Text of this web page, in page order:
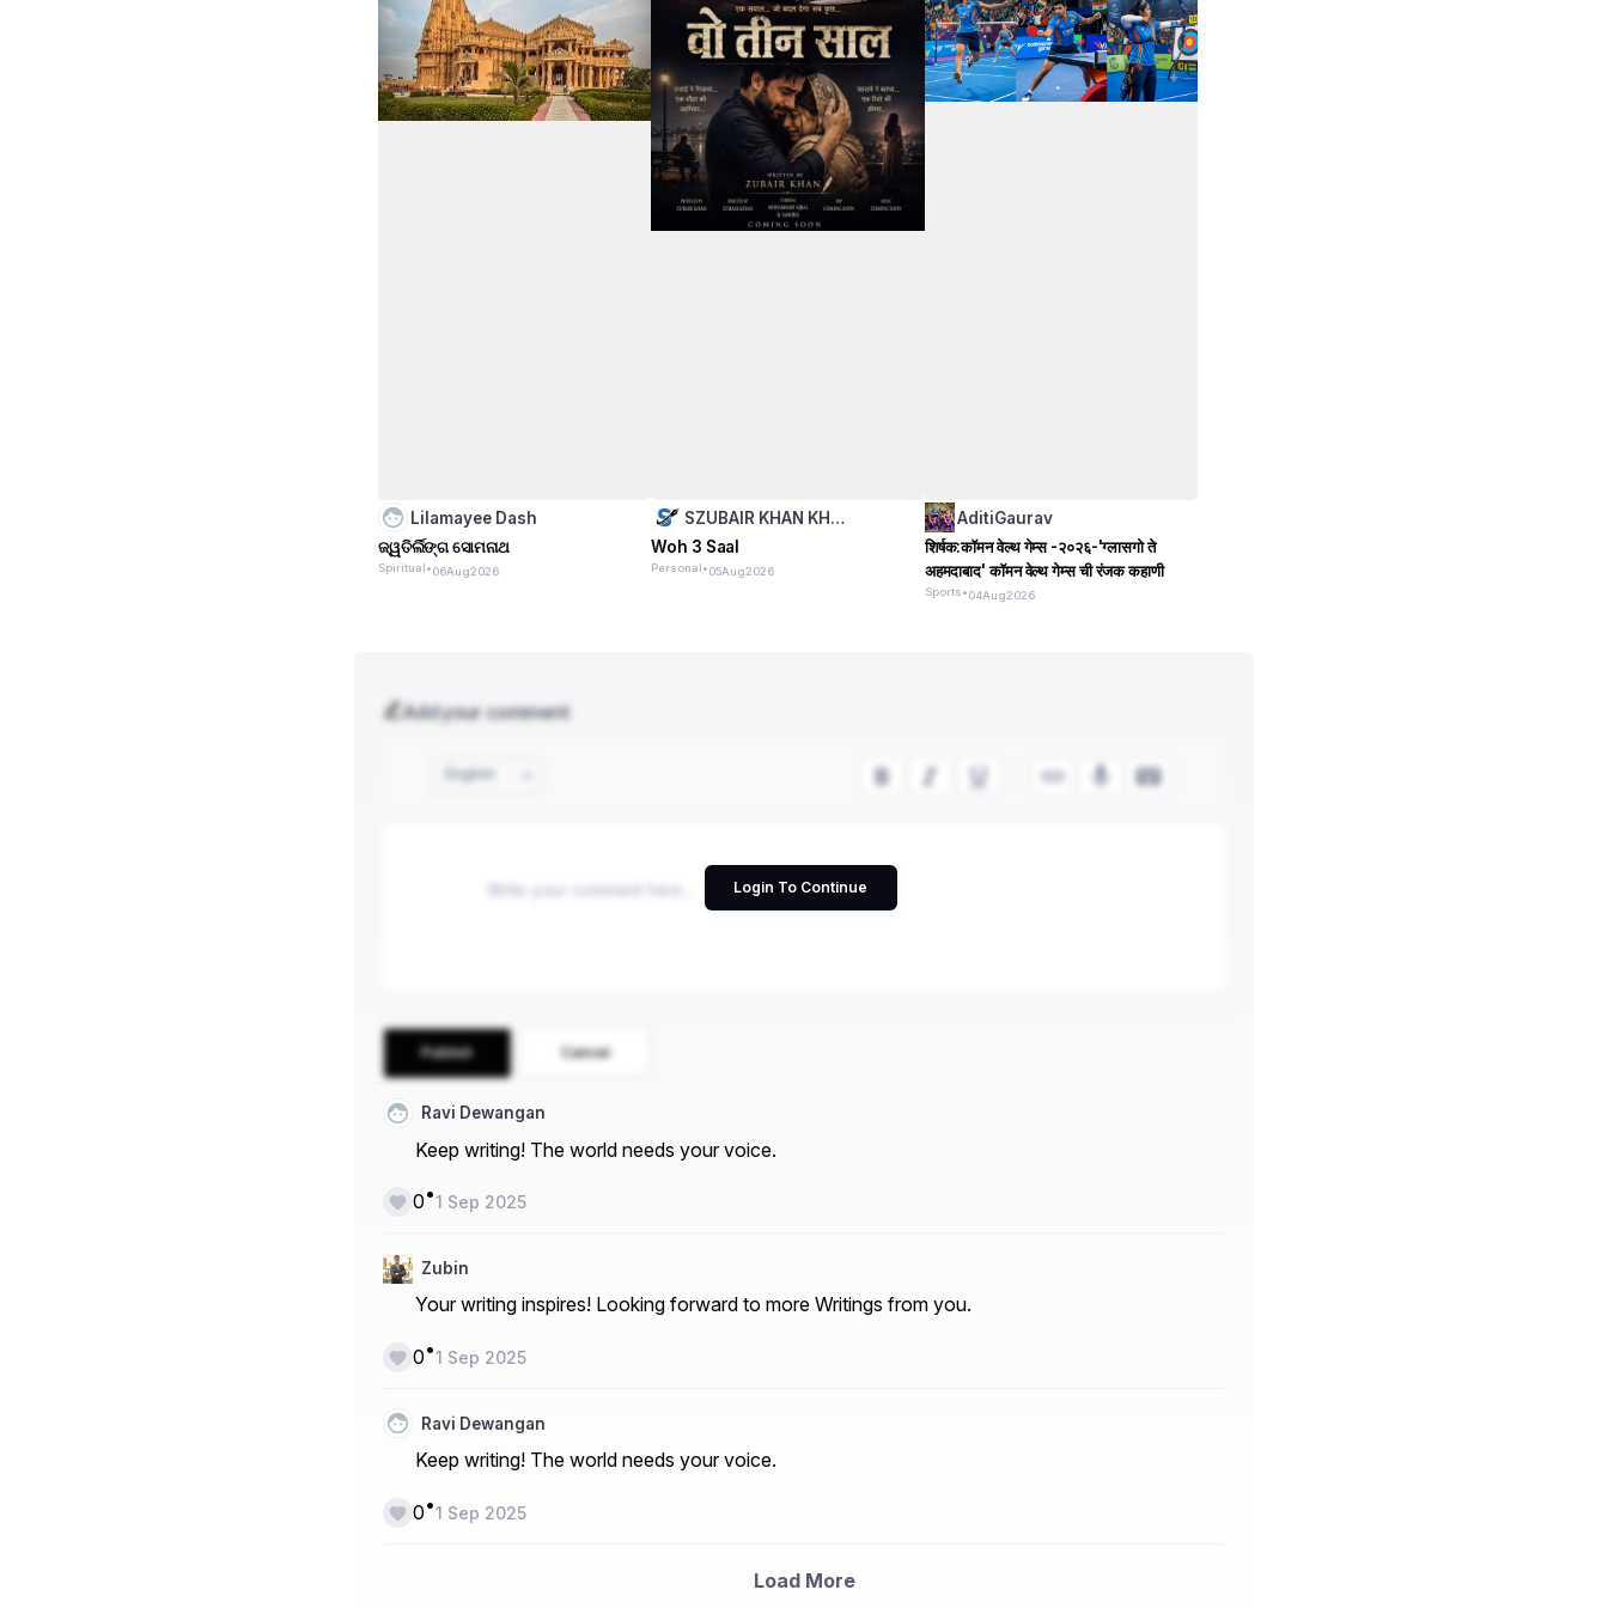
Lilamayee Dash
ଜ୍ୱତିର୍ଲିଙ୍ଗ ସୋମନାଥ
Spiritual •06Aug2026
SZUBAIR KHAN KH…
Woh 3 Saal
Personal •05Aug2026
AditiGaurav
शिर्षक:कॉमन वेल्थ गेम्स -२०२६-'ग्लासगो ते
अहमदाबाद' कॉमन वेल्थ गेम्स ची रंजक कहाणी
Sports•04Aug2026
Add your comment
Login To Continue
English
Publish Cancel
Ravi Dewangan
Keep writing! The world needs your voice.
0•1 Sep 2025
Zubin
Your writing inspires! Looking forward to more Writings from you.
0•1 Sep 2025
Ravi Dewangan
Keep writing! The world needs your voice.
0•1 Sep 2025
Load More